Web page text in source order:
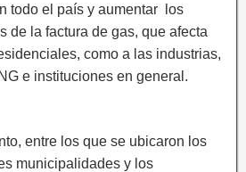
todo el país y aumentar los
de la factura de gas, que afecta
como a las industrias,
e instituciones en general.
entre los que se ubicaron los
municipalidades y los